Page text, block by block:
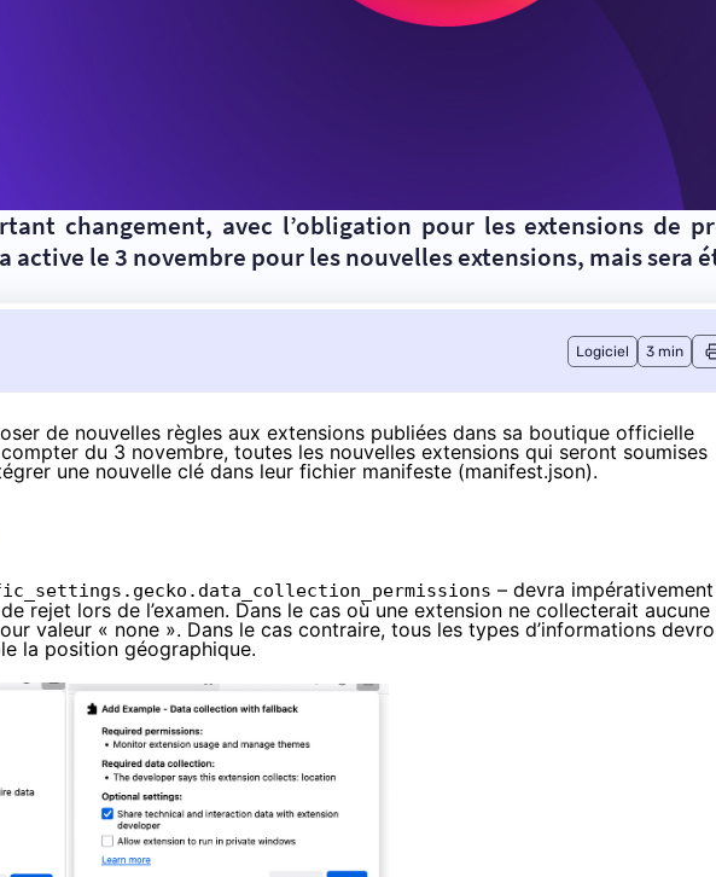
changement, avec l’obligation pour les extensions de
active le 3 novembre pour les nouvelles extensions, mais sera
Logiciel 3 min
de nouvelles règles aux extensions publiées dans sa boutique officielle
du 3 novembre, toutes les nouvelles extensions qui seront soumises
une nouvelle clé dans leur fichier manifeste (manifest.json).
– devra impérativement
rejet lors de l’examen. Dans le cas où une extension ne collecterait aucune
valeur « none ». Dans le cas contraire, tous les types d’informations
la position géographique.